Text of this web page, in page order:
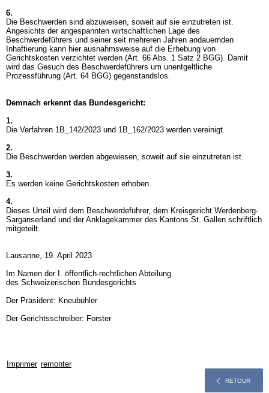
6.
Die Beschwerden sind abzuweisen, soweit auf sie einzutreten ist.
Angesichts der angespannten wirtschaftlichen Lage des
Beschwerdeführers und seiner seit mehreren Jahren andauernden
Inhaftierung kann hier ausnahmsweise auf die Erhebung von
Gerichtskosten verzichtet werden (Art. 66 Abs. 1 Satz 2 BGG). Damit
wird das Gesuch des Beschwerdeführers um unentgeltliche
Prozessführung (Art. 64 BGG) gegenstandslos.
Demnach erkennt das Bundesgericht:
1.
Die Verfahren 1B_142/2023 und 1B_162/2023 werden vereinigt.
2.
Die Beschwerden werden abgewiesen, soweit auf sie einzutreten ist.
3.
Es werden keine Gerichtskosten erhoben.
4.
Dieses Urteil wird dem Beschwerdeführer, dem Kreisgericht Werdenberg-
Sarganserland und der Anklagekammer des Kantons St. Gallen schriftlich
mitgeteilt.
Lausanne, 19. April 2023
Im Namen der I. öffentlich-rechtlichen Abteilung
des Schweizerischen Bundesgerichts
Der Präsident: Kneubühler
Der Gerichtsschreiber: Forster
Imprimer remonter
RETOUR